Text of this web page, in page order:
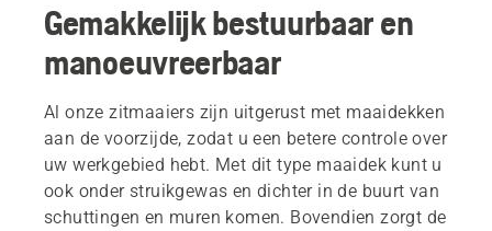
Gemakkelijk bestuurbaar en
manoeuvreerbaar
Al onze zitmaaiers zijn uitgerust met maaidekken
aan de voorzijde, zodat u een betere controle over
uw werkgebied hebt. Met dit type maaidek kunt u
ook onder struikgewas en dichter in de buurt van
schuttingen en muren komen. Bovendien zorgt de